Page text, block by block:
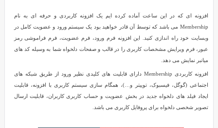
افزونه ای که در این ساعت آماده کرده ایم یک افزونه کاربردی و حرفه ای به نام
Membership می باشد که توسط آن قادر خواهید بود یک سیستم ورود و عضویت کامل در
وبسایت خود راه اندازی کنید. این افزونه فرم ورود، فرم عضویت، فرم فراموشی رمز
عبور، فرم ویرایش مشخصات کاربری را در قالب و صفحات دلخواه شما به وسیله کد های
میانبر نمایش می دهد.
افزونه کاربردی Membership دارای قابلیت های کلیدی نظیر ورود از طریق شبکه های
اجتماعی (گوگل، فیسبوک، توییتر و…)، همگام سازی سیستم کاربری با افزونه، قابلیت
ایجاد فیلد های دلخواه جدید در بخش عضویت و حساب کاربری کاربران، قابلیت ارسال
تصویر شخصی دلخواه برای پروفایل کاربری می باشد.